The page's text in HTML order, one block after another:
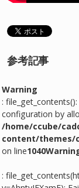
参考記事
Warning
:
configuration by
/home/ccube/
content/themes/
on line1040
: